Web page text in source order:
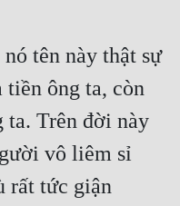
tên này thật sự
tiền ông ta, còn
ta. Trên đời này
vô liêm sỉ
rất tức giận